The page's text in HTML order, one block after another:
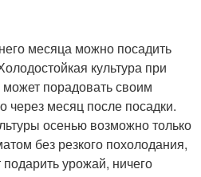
месяца можно посадить
культура при
порадовать своим
месяц после посадки.
осенью возможно только
без резкого похолодания,
урожай, ничего